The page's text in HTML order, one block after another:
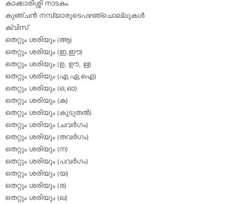
കാക്കാരിശ്ശി നാടകം
കുഞ്ചന്‍ നമ്പ്യാരുടെപഴഞ്ചൊല്ലുകള്‍
ക്വിസ്
തെറ്റും ശരിയും (ആ)
തെറ്റും ശരിയും (ഇ,ഈ)
തെറ്റും ശരിയും (ഉ, ഊ, ഋ)
തെറ്റും ശരിയും (എ,ഏ,ഐ)
തെറ്റും ശരിയും (ഒ,ഓ)
തെറ്റും ശരിയും (ക)
തെറ്റും ശരിയും (കൂടുതല്‍)
തെറ്റും ശരിയും (ചവര്‍ഗം)
തെറ്റും ശരിയും (തവര്‍ഗം)
തെറ്റും ശരിയും (ന)
തെറ്റും ശരിയും (പവര്‍ഗം)
തെറ്റും ശരിയും (യ)
തെറ്റും ശരിയും (ര)
തെറ്റും ശരിയും (ല)